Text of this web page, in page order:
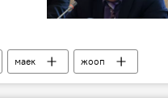
маек жооп